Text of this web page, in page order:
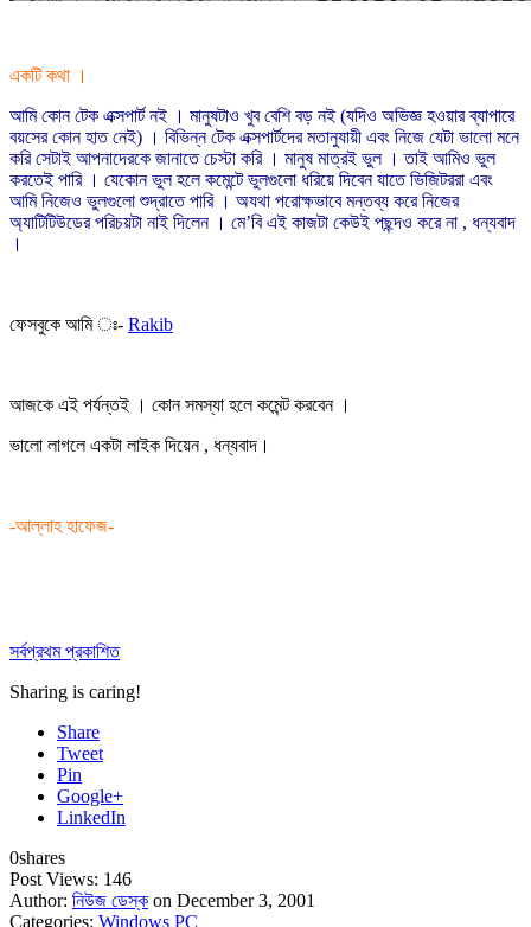
একটি কথা ।
আমি কোন টেক এক্সপার্ট নই । মানুষটাও খুব বেশি বড় নই (যদিও অভিজ্ঞ হওয়ার ব্যাপারে
বয়সের কোন হাত নেই) । বিভিন্ন টেক এক্সপার্টদের মতানুযায়ী এবং নিজে যেটা ভালো মনে
করি সেটাই আপনাদেরকে জানাতে চেস্টা করি । মানুষ মাত্রই ভুল । তাই আমিও ভুল
করতেই পারি । যেকোন ভুল হলে কমেন্টে ভুলগুলো ধরিয়ে দিবেন যাতে ভিজিটররা এবং
আমি নিজেও ভুলগুলো শুদ্রাতে পারি । অযথা পরোক্ষভাবে মন্তব্য করে নিজের
অ্যাটিটিউডের পরিচয়টা নাই দিলেন । মে’বি এই কাজটা কেউই পছন্দও করে না , ধন্যবাদ
।
ফেসবুকে আমি ঃ- Rakib
আজকে এই পর্যন্তই । কোন সমস্যা হলে কমেন্ট করবেন ।
ভালো লাগলে একটা লাইক দিয়েন , ধন্যবাদ।
-আল্লাহ হাফেজ-
সর্বপ্রথম প্রকাশিত
Sharing is caring!
Share
Tweet
Pin
Google+
LinkedIn
0shares
Post Views: 146
Author: নিউজ ডেস্ক on December 3, 2001
Categories: Windows PC